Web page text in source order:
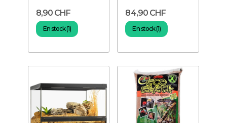
8,90 CHF
En stock (1)
84,90 CHF
En stock (1)